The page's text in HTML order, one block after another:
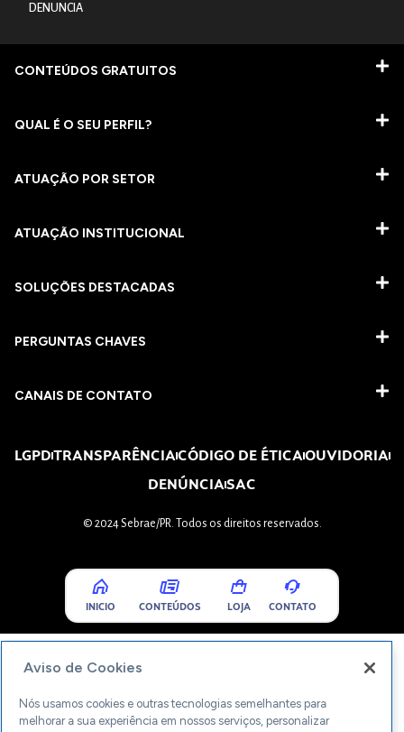
DENUNCIA
CONTEÚDOS GRATUITOS
QUAL É O SEU PERFIL?
ATUAÇÃO POR SETOR
ATUAÇÃO INSTITUCIONAL
SOLUÇÕES DESTACADAS
PERGUNTAS CHAVES​
CANAIS DE CONTATO
LGPDTRANSPARÊNCIACÓDIGO DE ÉTICAOUVIDORIA
DENÚNCIASAC
© 2024 Sebrae/PR. Todos os direitos reservados.
INICIO CONTEÚDOS LOJA CONTATO
Aviso de Cookies
Nós usamos cookies e outras tecnologias semelhantes para
melhorar a sua experiência em nossos serviços, personalizar